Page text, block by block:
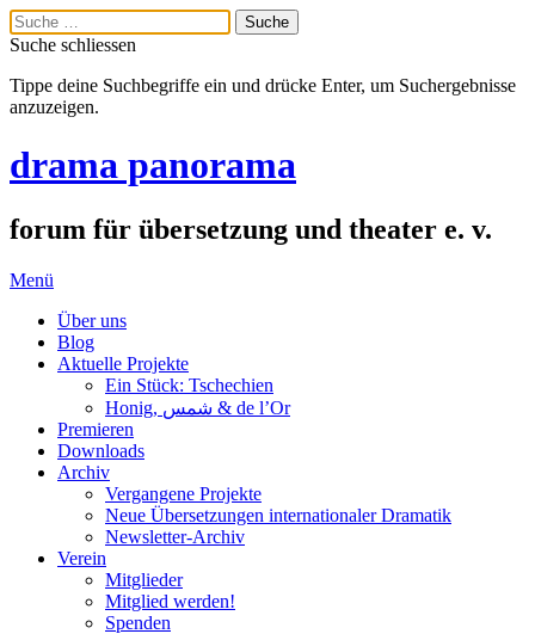
Suche schliessen
Tippe deine Suchbegriffe ein und drücke Enter, um Suchergebnisse
anzuzeigen.
drama panorama
forum für übersetzung und theater e. v.
Menü
Über uns
Blog
Aktuelle Projekte
Ein Stück: Tschechien
Honig, شمس & de l’Or
Premieren
Downloads
Archiv
Vergangene Projekte
Neue Übersetzungen internationaler Dramatik
Newsletter-Archiv
Verein
Mitglieder
Mitglied werden!
Spenden